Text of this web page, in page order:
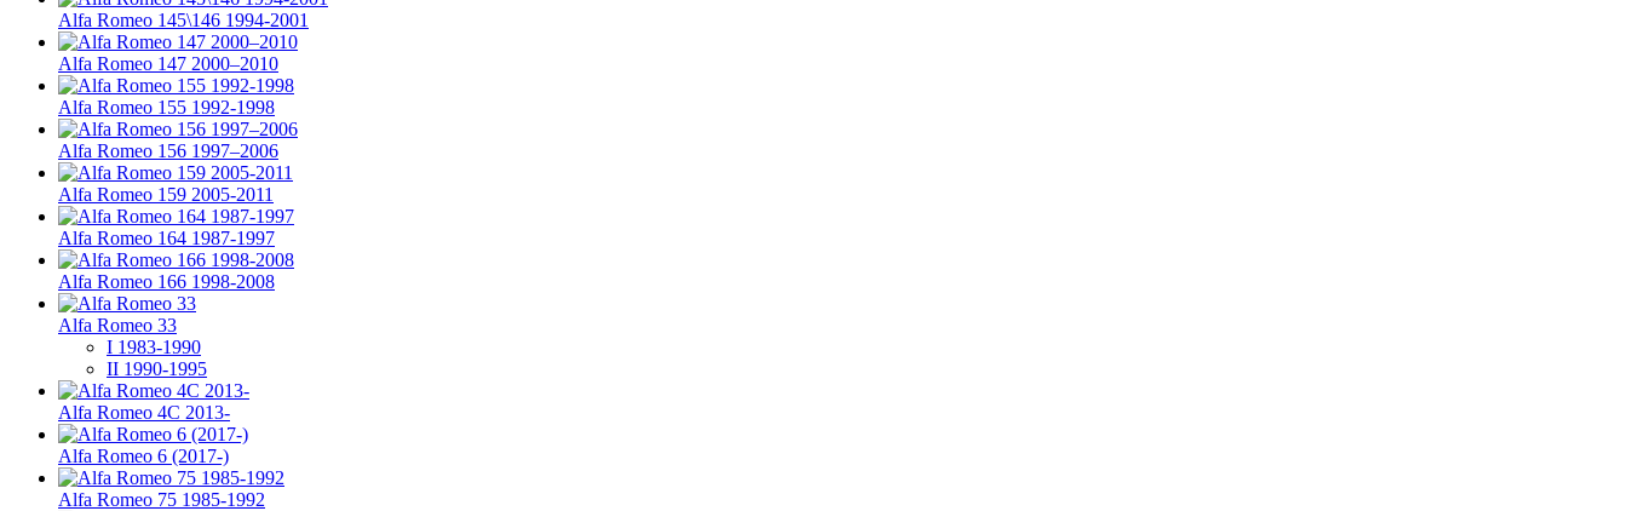
Alfa Romeo 145\146 1994-2001
Alfa Romeo 147 2000–2010
Alfa Romeo 155 1992-1998
Alfa Romeo 156 1997–2006
Alfa Romeo 159 2005-2011
Alfa Romeo 164 1987-1997
Alfa Romeo 166 1998-2008
Alfa Romeo 33
I 1983-1990
II 1990-1995
Alfa Romeo 4C 2013-
Alfa Romeo 6 (2017-)
Alfa Romeo 75 1985-1992